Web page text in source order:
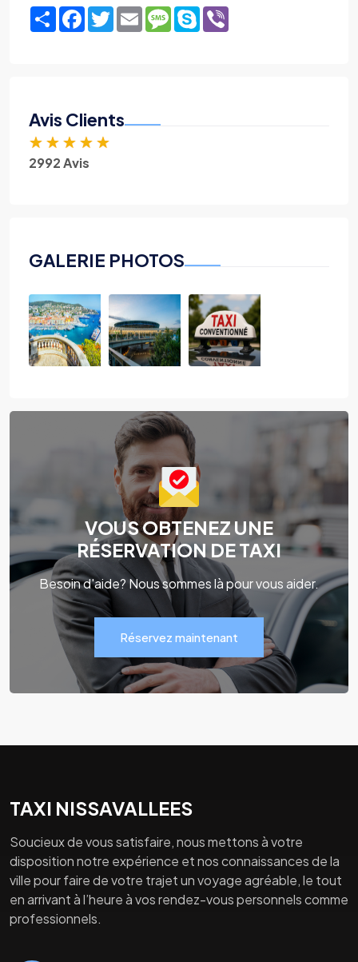
ShareFacebook
TwitterEmailMessage
Skype
Avis Clients
★ ★ ★ ★ ★
2992 Avis
GALERIE PHOTOS
VOUS OBTENEZ UNE
RÉSERVATION DE TAXI
Besoin d'aide? Nous sommes là pour vous aider.
Réservez maintenant
TAXI NISSAVALLEES
Soucieux de vous satisfaire, nous mettons à votre
disposition notre expérience et nos connaissances de la
ville pour faire de votre trajet un voyage agréable, le tout
en arrivant à l’heure à vos rendez-vous personnels comme
professionnels.